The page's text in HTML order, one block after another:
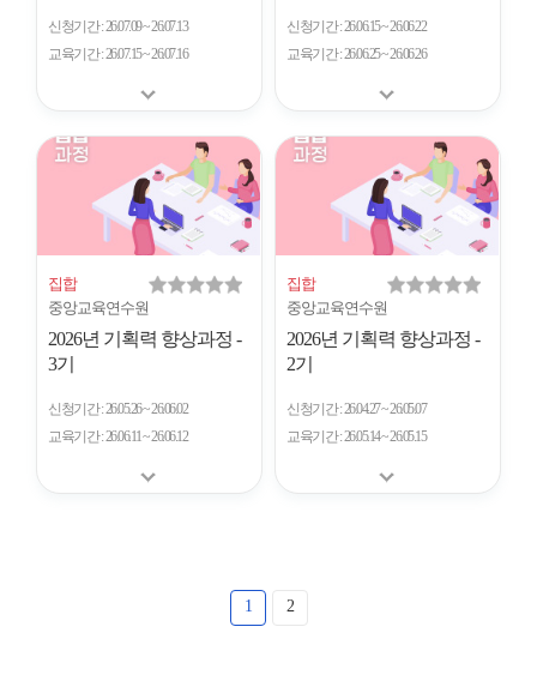
신청기간 26.07.09 ~ 26.07.13
교육기간 26.07.15 ~ 26.07.16
신청기간 26.06.15 ~ 26.06.22
교육기간 26.06.25 ~ 26.06.26
집합
중앙교육연수원
2026년 기획력 향상과정 -
3기
신청기간 26.05.26 ~ 26.06.02
교육기간 26.06.11 ~ 26.06.12
집합
중앙교육연수원
2026년 기획력 향상과정 -
2기
신청기간 26.04.27 ~ 26.05.07
교육기간 26.05.14 ~ 26.05.15
1 2